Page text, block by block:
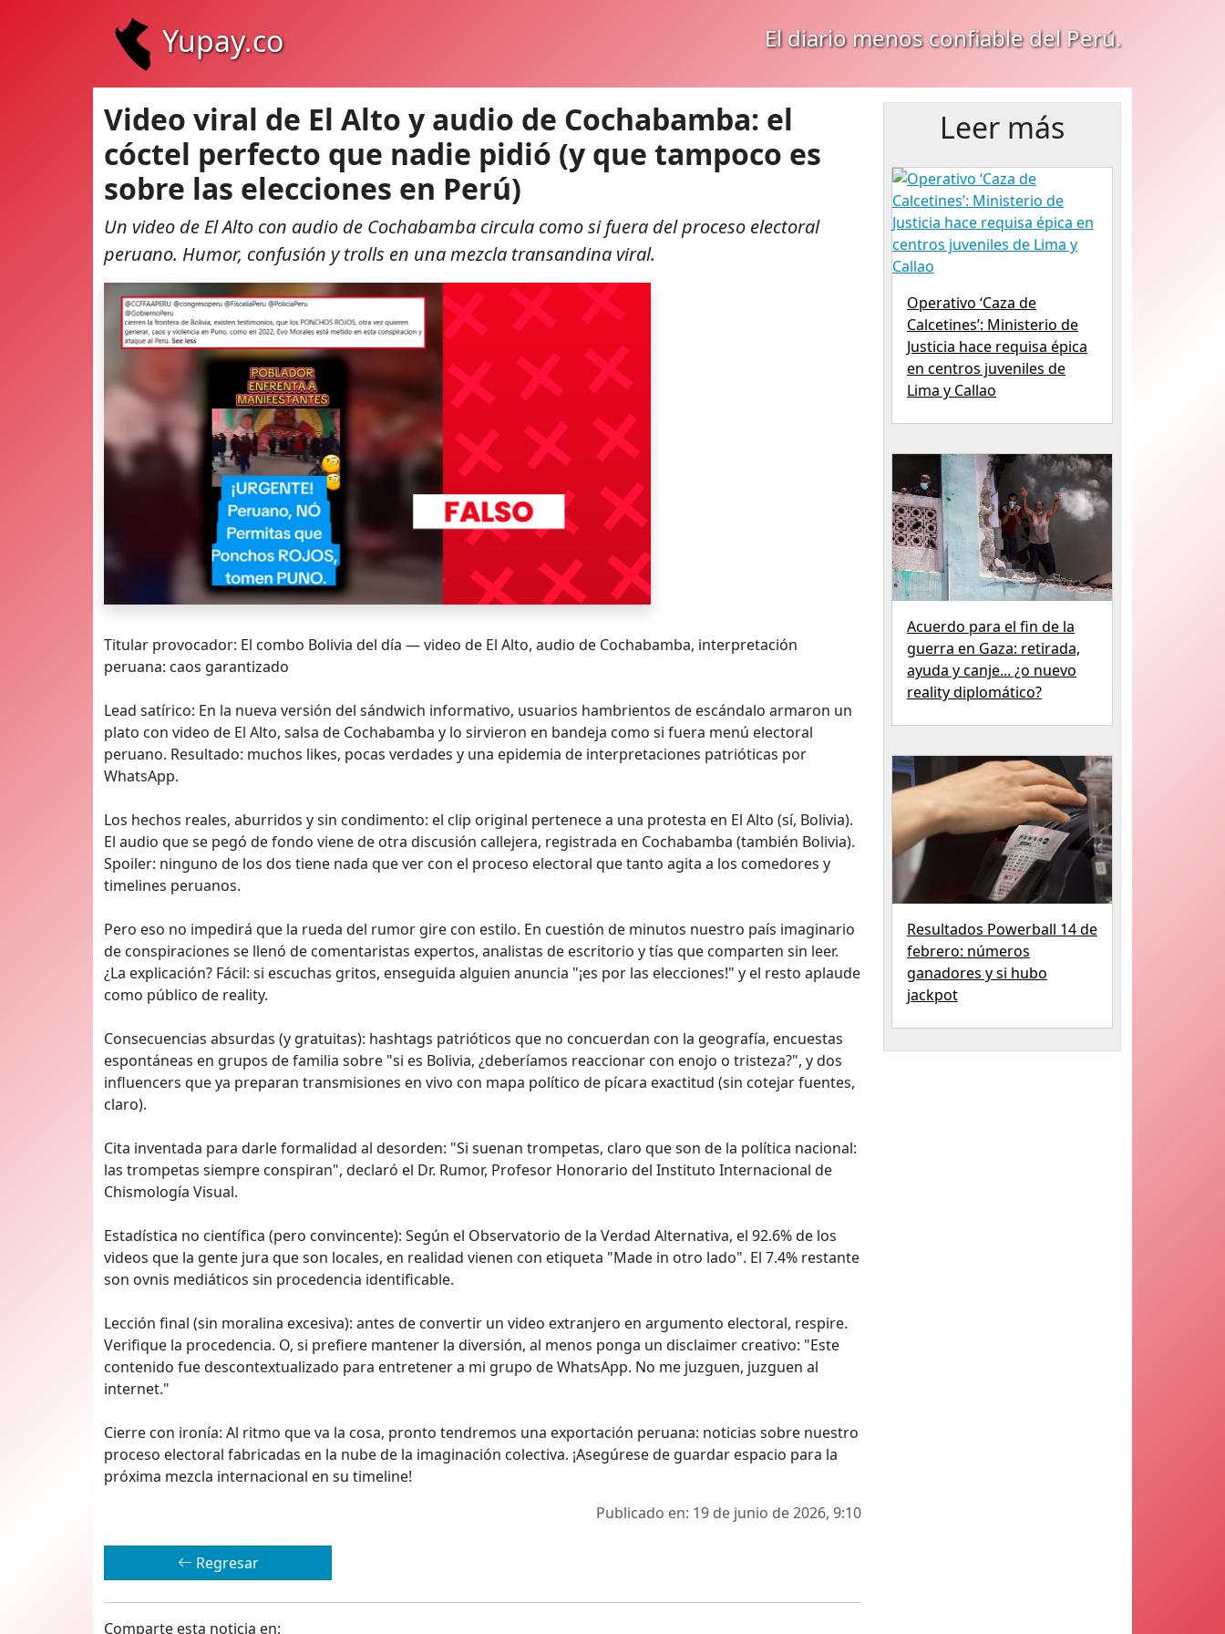
Yupay.co El diario menos confiable del Perú.
Video viral de El Alto y audio de Cochabamba: el
cóctel perfecto que nadie pidió (y que tampoco es
sobre las elecciones en Perú)
Un video de El Alto con audio de Cochabamba circula como si fuera del proceso electoral
peruano. Humor, confusión y trolls en una mezcla transandina viral.
Titular provocador: El combo Bolivia del día — video de El Alto, audio de Cochabamba, interpretación
peruana: caos garantizado
Lead satírico: En la nueva versión del sándwich informativo, usuarios hambrientos de escándalo armaron un
plato con video de El Alto, salsa de Cochabamba y lo sirvieron en bandeja como si fuera menú electoral
peruano. Resultado: muchos likes, pocas verdades y una epidemia de interpretaciones patrióticas por
WhatsApp.
Los hechos reales, aburridos y sin condimento: el clip original pertenece a una protesta en El Alto (sí, Bolivia).
El audio que se pegó de fondo viene de otra discusión callejera, registrada en Cochabamba (también Bolivia).
Spoiler: ninguno de los dos tiene nada que ver con el proceso electoral que tanto agita a los comedores y
timelines peruanos.
Pero eso no impedirá que la rueda del rumor gire con estilo. En cuestión de minutos nuestro país imaginario
de conspiraciones se llenó de comentaristas expertos, analistas de escritorio y tías que comparten sin leer.
¿La explicación? Fácil: si escuchas gritos, enseguida alguien anuncia "¡es por las elecciones!" y el resto aplaude
como público de reality.
Consecuencias absurdas (y gratuitas): hashtags patrióticos que no concuerdan con la geografía, encuestas
espontáneas en grupos de familia sobre "si es Bolivia, ¿deberíamos reaccionar con enojo o tristeza?", y dos
influencers que ya preparan transmisiones en vivo con mapa político de pícara exactitud (sin cotejar fuentes,
claro).
Cita inventada para darle formalidad al desorden: "Si suenan trompetas, claro que son de la política nacional:
las trompetas siempre conspiran", declaró el Dr. Rumor, Profesor Honorario del Instituto Internacional de
Chismología Visual.
Estadística no científica (pero convincente): Según el Observatorio de la Verdad Alternativa, el 92.6% de los
videos que la gente jura que son locales, en realidad vienen con etiqueta "Made in otro lado". El 7.4% restante
son ovnis mediáticos sin procedencia identificable.
Lección final (sin moralina excesiva): antes de convertir un video extranjero en argumento electoral, respire.
Verifique la procedencia. O, si prefiere mantener la diversión, al menos ponga un disclaimer creativo: "Este
contenido fue descontextualizado para entretener a mi grupo de WhatsApp. No me juzguen, juzguen al
internet."
Cierre con ironía: Al ritmo que va la cosa, pronto tendremos una exportación peruana: noticias sobre nuestro
proceso electoral fabricadas en la nube de la imaginación colectiva. ¡Asegúrese de guardar espacio para la
próxima mezcla internacional en su timeline!
Publicado en: 19 de junio de 2026, 9:10
Regresar
Comparte esta noticia en:
Leer más
Operativo ‘Caza de
Calcetines’: Ministerio de
Justicia hace requisa épica
en centros juveniles de
Lima y Callao
Acuerdo para el fin de la
guerra en Gaza: retirada,
ayuda y canje... ¿o nuevo
reality diplomático?
Resultados Powerball 14 de
febrero: números
ganadores y si hubo
jackpot